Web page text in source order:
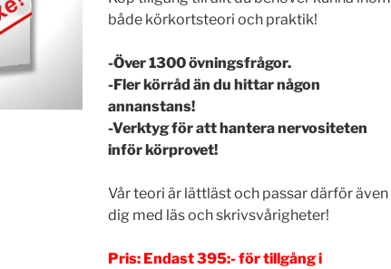
både körkortsteori och praktik!
-Över 1300 övningsfrågor.
-Fler körråd än du hittar någon
annanstans!
-Verktyg för att hantera nervositeten
inför körprovet!
Vår teori är lättläst och passar därför även
dig med läs och skrivsvårigheter!
Pris:Endast 395:- för tillgång i